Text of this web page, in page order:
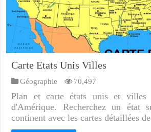
Carte Etats Unis Villes
Géographie 70,497
Plan et carte états unis et villes
d'Amérique. Recherchez un état
continent avec les cartes détaillées